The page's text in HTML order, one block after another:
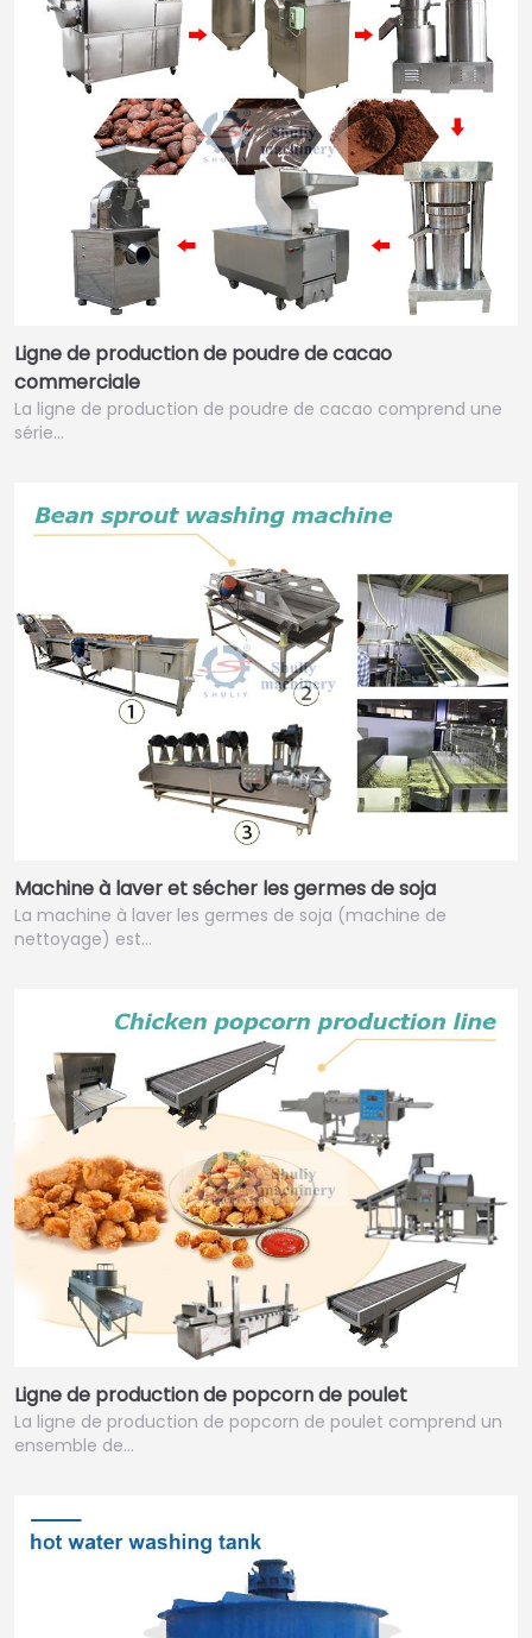
Ligne de production de poudre de cacao
commerciale
La ligne de production de poudre de cacao comprend une
série…
Machine à laver et sécher les germes de soja
La machine à laver les germes de soja (machine de
nettoyage) est…
Ligne de production de popcorn de poulet
La ligne de production de popcorn de poulet comprend un
ensemble de…